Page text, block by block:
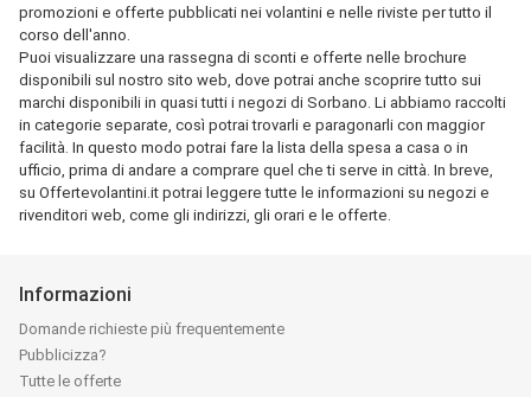
promozioni e offerte pubblicati nei volantini e nelle riviste per tutto il
corso dell'anno.
Puoi visualizzare una rassegna di sconti e offerte nelle brochure
disponibili sul nostro sito web, dove potrai anche scoprire tutto sui
marchi disponibili in quasi tutti i negozi di Sorbano. Li abbiamo raccolti
in categorie separate, così potrai trovarli e paragonarli con maggior
facilità. In questo modo potrai fare la lista della spesa a casa o in
ufficio, prima di andare a comprare quel che ti serve in città. In breve,
su Offertevolantini.it potrai leggere tutte le informazioni su negozi e
rivenditori web, come gli indirizzi, gli orari e le offerte.
Informazioni
Domande richieste più frequentemente
Pubblicizza?
Tutte le offerte